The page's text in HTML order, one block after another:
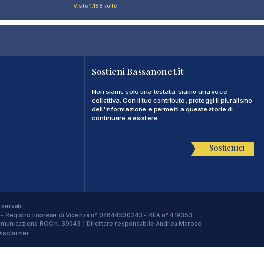
Visto 1.188 volte
Sostieni Bassanonet.it
Non siamo solo una testata, siamo una voce
collettiva. Con il tuo contributo, proteggi il pluralismo
dell'informazione e permetti a queste storie di
continuare a esistere.
Sostienici
Imprese di Vicenza n° 04644500243 - REA n° 419353
ROC n. 39043 | Direttore responsabile Andrea Maroso